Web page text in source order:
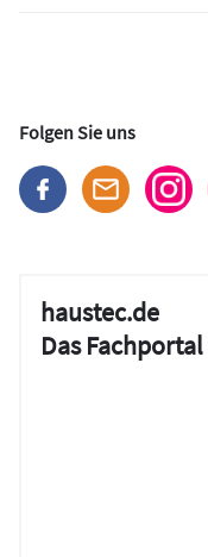
Folgen Sie uns
haustec.de
Das